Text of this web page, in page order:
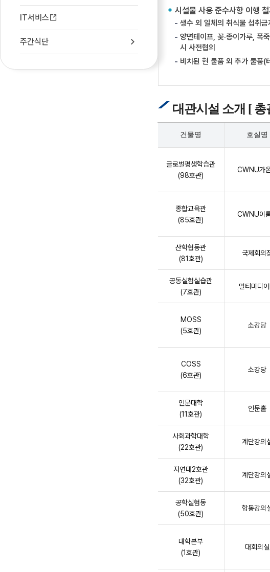
IT서비스
주간식단
시설물 사용 준수사항 이행 철
생수 외 일체의 취식물 섭취금
양면테이프, 꽃·종이가루, 폭
시 사전협의
비치된 현 물품 외 추가 물품(
대관시설 소개 [ 총
건물명 호실명
글로벌평생학습관
(98호관)
CWNU가
종합교육관
(85호관)
CWNU이
산학협동관
(81호관)
국제회의
공동실험실습관
(7호관)
멀티미디
MOSS
(5호관)
소강당
COSS
(6호관)
소강당
인문대학
(11호관)
인문홀
사회과학대학
(22호관)
계단강의
자연대2호관
(32호관)
계단강의
공학실험동
(50호관)
합동강의
대학본부
(1호관)
대회의실